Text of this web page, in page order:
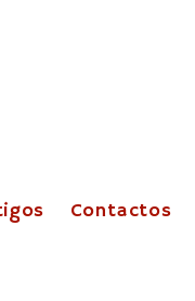
Contactos